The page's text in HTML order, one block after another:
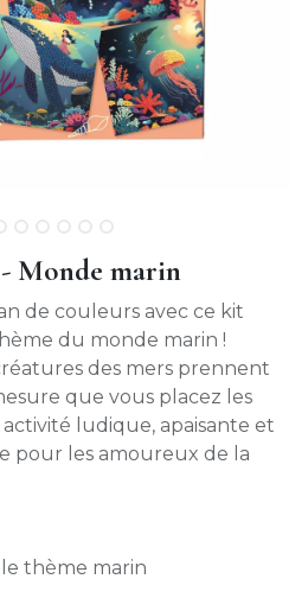
Monde marin
de couleurs avec ce kit
du monde marin !
des mers prennent
que vous placez les
activité ludique, apaisante et
pour les amoureux de la
thème marin